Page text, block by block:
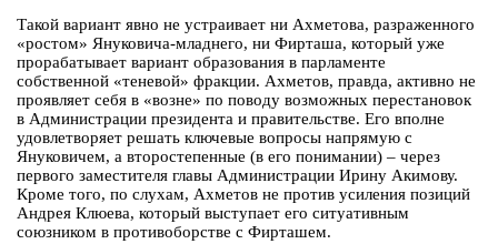
Такой вариант явно не устраивает ни Ахметова, разраженного
«ростом» Януковича-младнего, ни Фирташа, который уже
прорабатывает вариант образования в парламенте
собственной «теневой» фракции. Ахметов, правда, активно не
проявляет себя в «возне» по поводу возможных перестановок
в Администрации президента и правительстве. Его вполне
удовлетворяет решать ключевые вопросы напрямую с
Януковичем, а второстепенные (в его понимании) – через
первого заместителя главы Администрации Ирину Акимову.
Кроме того, по слухам, Ахметов не против усиления позиций
Андрея Клюева, который выступает его ситуативным
союзником в противоборстве с Фирташем.